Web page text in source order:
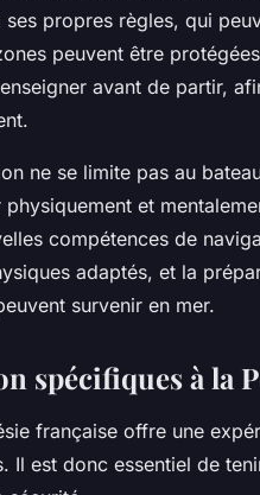
propres règles, qui
peuvent être
avant de partir,
ne se limite pas au
et
compétences de
adaptés, et la
survenir en mer.
spécifiques à la
française offre une
Il est donc essentiel de